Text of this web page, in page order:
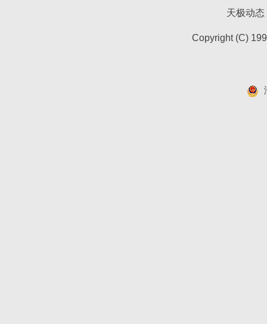
天极动态
Copyright (C)